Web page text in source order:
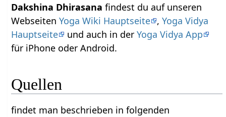
Dakshina Dhirasana findest du auf unseren
WebseitenYoga Wiki Hauptseite ,Yoga Vidya
Hauptseite
und auch in derYoga Vidya App
für iPhone oder Android.
Quellen
findet man beschrieben in folgenden